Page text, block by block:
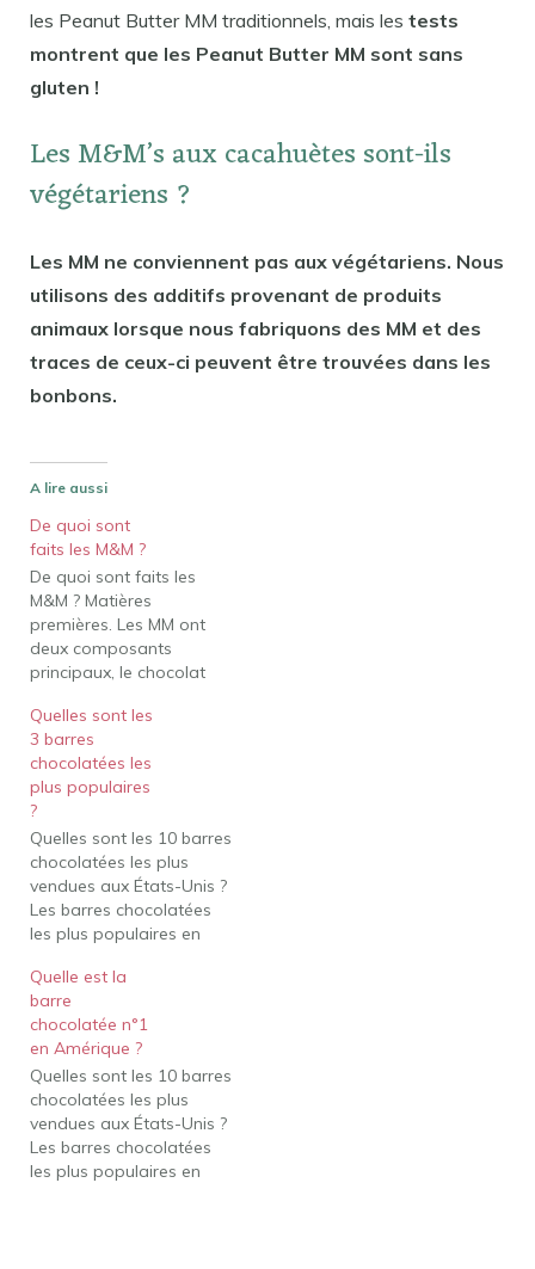
les Peanut Butter MM traditionnels, mais les tests
montrent que les Peanut Butter MM sont sans
gluten !
Les M&M’s aux cacahuètes sont-ils
végétariens ?
Les MM ne conviennent pas aux végétariens. Nous
utilisons des additifs provenant de produits
animaux lorsque nous fabriquons des MM et des
traces de ceux-ci peuvent être trouvées dans les
bonbons.
A lire aussi
De quoi sont
faits les M&M ?
De quoi sont faits les
M&M ? Matières
premières. Les MM ont
deux composants
principaux, le chocolat
de bonbon dur. Le
chocolat liquide provient
d'un mélange de lait
entier, de beurre de
cacao, de sucre et de
liqueur de chocolat, entre
autres ingrédients. La
liqueur…
Quelles sont les
3 barres
chocolatées les
plus populaires
?
Quelles sont les 10 barres
chocolatées les plus
vendues aux États-Unis ?
Les barres chocolatées
les plus populaires en
de Reese. Des
ricanements. Kit Kat.
Deux fois. 3
Mousquetaires. Voie
Lactée. Biscuits et crème
de Hershey. Quelle est la
barre chocolatée la plus
vendue ? 1. Snickers…
Quelle est la
barre
chocolatée n°1
en Amérique ?
Quelles sont les 10 barres
chocolatées les plus
vendues aux États-Unis ?
Les barres chocolatées
les plus populaires en